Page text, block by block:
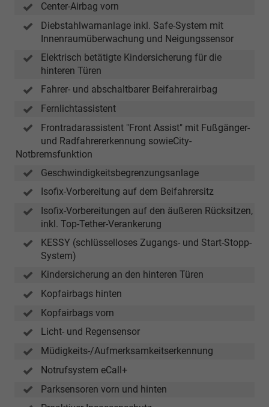
Center-Airbag vorn
Diebstahlwarnanlage inkl. Safe-System mit
Innenraumüberwachung und Neigungssensor
Elektrisch betätigte Kindersicherung für die
hinteren Türen
Fahrer- und abschaltbarer Beifahrerairbag
Fernlichtassistent
Frontradarassistent "Front Assist" mit Fußgänger-
und Radfahrererkennung sowieCity-
Notbremsfunktion
Geschwindigkeitsbegrenzungsanlage
Isofix-Vorbereitung auf dem Beifahrersitz
Isofix-Vorbereitungen auf den äußeren Rücksitzen,
inkl. Top-Tether-Verankerung
KESSY (schlüsselloses Zugangs- und Start-Stopp-
System)
Kindersicherung an den hinteren Türen
Kopfairbags hinten
Kopfairbags vorn
Licht- und Regensensor
Müdigkeits-/Aufmerksamkeitserkennung
Notrufsystem eCall+
Parksensoren vorn und hinten